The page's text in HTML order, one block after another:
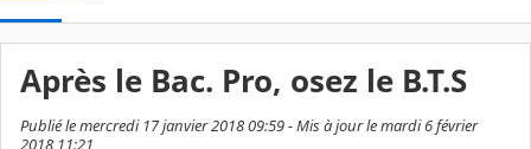
Après le Bac. Pro, osez le B.T.S
Publié le mercredi 17 janvier 2018 09:59 - Mis à jour le mardi 6 février
2018 11:21